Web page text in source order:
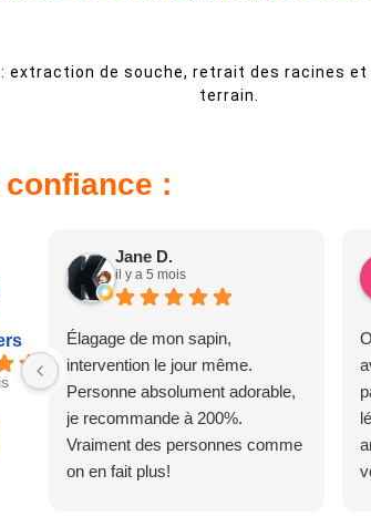
: extraction de souche, retrait des racines
terrain.
:
Jane D.
il y a 5 mois
Élagage de mon sapin,
intervention le jour même.
Personne absolument adorable,
je recommande à 200%.
Vraiment des personnes comme
on en fait plus!